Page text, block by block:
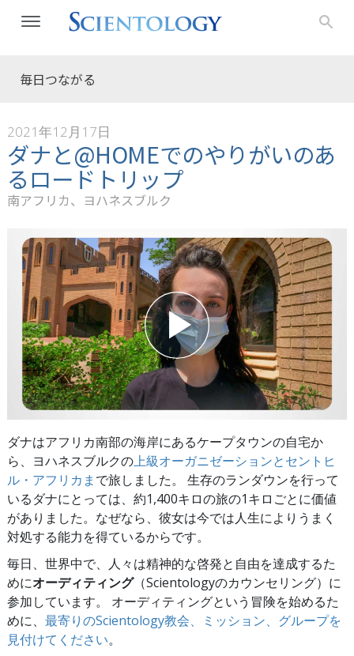
毎日つながる
2021年12月17日
ダナと@HOMEでのやりがいのあ
るロードトリップ
南アフリカ、ヨハネスブルク
ダナはアフリカ南部の海岸にあるケープタウンの自宅か
ら、ヨハネスブルクの上級オーガニゼーションとセントヒ
ル・アフリカま で旅しました。 生存のランダウンを行って
いるダナにとっては、約1,400キロの旅の1キロごとに価値
がありました。なぜなら、彼女は今では人生によりうまく
対処する能力を得ているからです。
毎日、世界中で、人々は精神的な啓発と自由を達成するた
めにオーディティング（Scientologyのカウンセリング）に
参加しています。 オーディティングという冒険を始めるた
めに、 最寄りのScientology教会、ミッション、グループを
見付けてください。